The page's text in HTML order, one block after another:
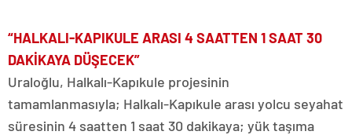
“HALKALI-KAPIKULE ARASI 4 SAATTEN 1 SAAT 30
DAKİKAYA DÜŞECEK”
Uraloğlu, Halkalı-Kapıkule projesinin
tamamlanmasıyla; Halkalı-Kapıkule arası yolcu seyahat
süresinin 4 saatten 1 saat 30 dakikaya; yük taşıma